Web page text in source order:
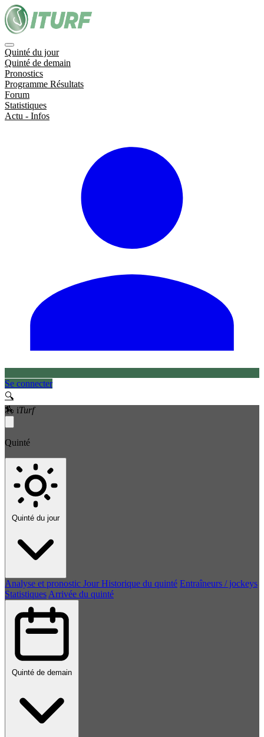
Quinté du jour
Quinté de demain
Pronostics
Programme Résultats
Forum
Statistiques
Actu - Infos
Se connecter
🔍
🏇 iTurf
Quinté
Quinté du jour
Analyse et pronostic Jour Historique du quinté Entraîneurs / jockeys
Statistiques Arrivée du quinté
Quinté de demain